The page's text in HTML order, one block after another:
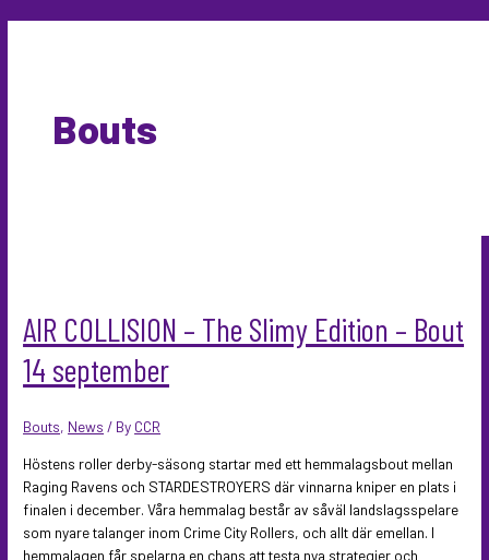
Bouts
AIR COLLISION – The Slimy Edition – Bout
14 september
Bouts, News / By CCR
Höstens roller derby-säsong startar med ett hemmalagsbout mellan
Raging Ravens och STARDESTROYERS där vinnarna kniper en plats i
finalen i december. Våra hemmalag består av såväl landslagsspelare
som nyare talanger inom Crime City Rollers, och allt där emellan. I
hemmalagen får spelarna en chans att testa nya strategier och